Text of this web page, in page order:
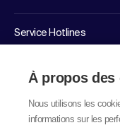
Service Hotlines
Liens importants
À propos
Nous utilisons les
informations sur les